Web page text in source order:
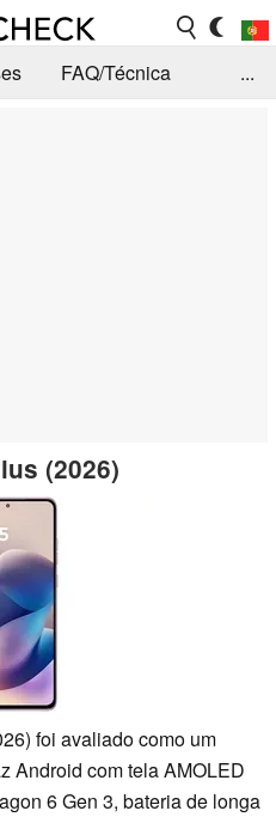
FAQ/Técnica
...
(2026)
foi avaliado como um
Android com tela AMOLED
6 Gen 3, bateria de longa